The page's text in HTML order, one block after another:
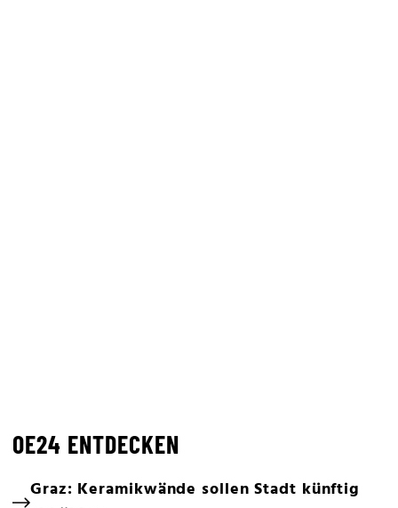
OE24 ENTDECKEN
Graz: Keramikwände sollen Stadt künftig